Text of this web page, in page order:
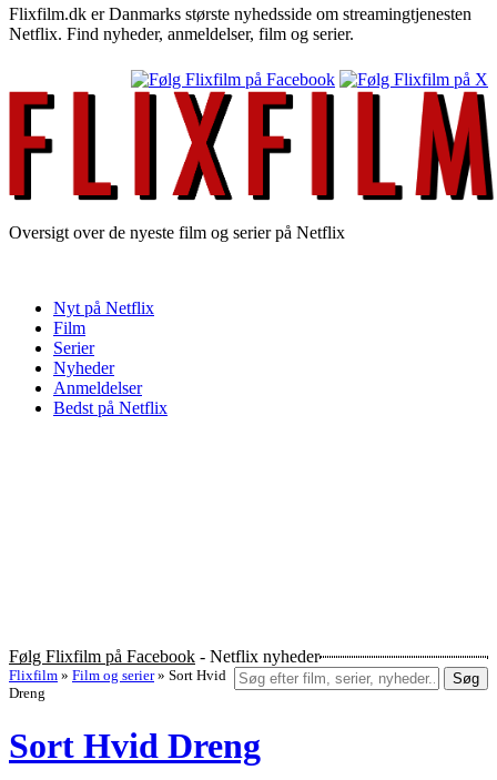
Flixfilm.dk er Danmarks største nyhedsside om streamingtjenesten
Netflix. Find nyheder, anmeldelser, film og serier.
Oversigt over de nyeste film og serier på Netflix
Nyt på Netflix
Film
Serier
Nyheder
Anmeldelser
Bedst på Netflix
Følg Flixfilm på Facebook - Netflix nyheder
Søg
Flixfilm » Film og serier » Sort Hvid
Dreng
Sort Hvid Dreng